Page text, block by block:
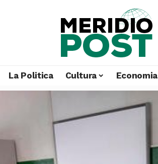
La Politica Cultura Economia